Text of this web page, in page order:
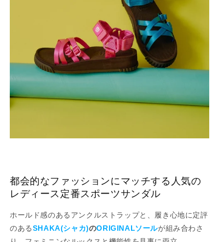
都会的なファッションにマッチする人気の
レディース定番スポーツサンダル
ホールド感のあるアンクルストラップと、履き心地に定評
のあるSHAKA(シャカ)のORIGINALソールが組み合わさ